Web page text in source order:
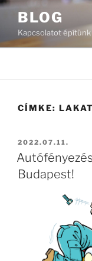
Tartalomhoz
BLOG
Kapcsolatot építünk
CÍMKE:
BEKÜLDVE:
2022.07.11.
Budapest!